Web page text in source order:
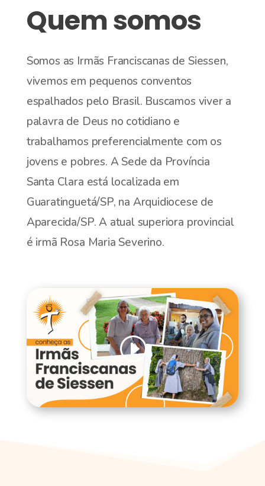
Quem somos
Somos as Irmãs Franciscanas de Siessen,
vivemos em pequenos conventos
espalhados pelo Brasil. Buscamos viver a
palavra de Deus no cotidiano e
trabalhamos preferencialmente com os
jovens e pobres. A Sede da Província
Santa Clara está localizada em
Guaratinguetá/SP, na Arquidiocese de
Aparecida/SP. A atual superiora provincial
é irmã Rosa Maria Severino.